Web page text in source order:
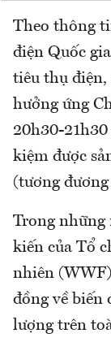
Theo thông
điện Quốc
tiêu thụ điện,
hưởng ứng
20h30-
kiệm được
(tương
Trong những
kiến của Tổ
nhiên
đồng về biến
lượng trên